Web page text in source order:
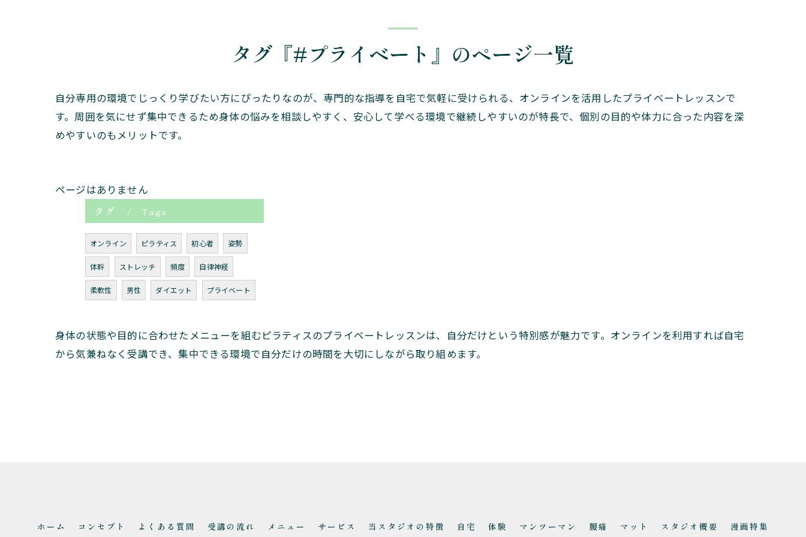
タグ『#プライベート』のページ一覧
自分専用の環境でじっくり学びたい方にぴったりなのが、専門的な指導を自宅で気軽に受けられる、オンラインを活用したプライベートレッスンで
す。周囲を気にせず集中できるため身体の悩みを相談しやすく、安心して学べる環境で継続しやすいのが特長で、個別の目的や体力に合った内容を深
めやすいのもメリットです。
ページはありません
タグ
Tags
オンライン ピラティス 初心者 姿勢
体幹 ストレッチ 頻度 自律神経
柔軟性 男性 ダイエット プライベート
身体の状態や目的に合わせたメニューを組むピラティスのプライベートレッスンは、自分だけという特別感が魅力です。オンラインを利用すれば自宅
から気兼ねなく受講でき、集中できる環境で自分だけの時間を大切にしながら取り組めます。
ホーム コンセプト よくある質問 受講の流れ メニュー サービス 当スタジオの特徴 自宅 体験 マンツーマン 腰痛 マット スタジオ概要 漫画特集
お問い合わせはこちら